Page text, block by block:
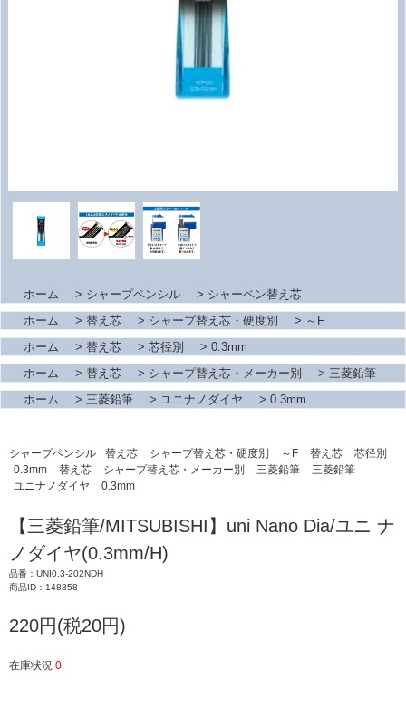
ホーム > シャープペンシル > シャーペン替え芯
ホーム
> 替え芯 > シャープ替え芯・硬度別 > ～F
ホーム
> 替え芯 > 芯径別 > 0.3mm
ホーム
> 替え芯 > シャープ替え芯・メーカー別 > 三菱鉛筆
ホーム
> 三菱鉛筆 > ユニナノダイヤ > 0.3mm
シャープペンシル 替え芯 シャープ替え芯・硬度別 ～F 替え芯
芯径別
0.3mm
替え芯 シャープ替え芯・メーカー別 三菱鉛筆
三菱鉛筆
ユニナノダイヤ
0.3mm
【三菱鉛筆/MITSUBISHI】uni Nano Dia/ユニ ナ
ノダイヤ(0.3mm/H)
品番：UNI0.3-202NDH
商品ID：148858
220円(税20円)
在庫状況 0